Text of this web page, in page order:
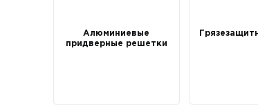
Алюминиевые
придверные решетки